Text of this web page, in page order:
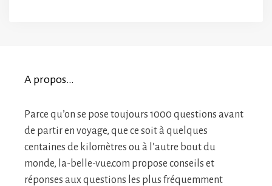
A propos…
Parce qu’on se pose toujours 1000 questions avant
de partir en voyage, que ce soit à quelques
centaines de kilomètres ou à l’autre bout du
monde, la-belle-vue.com propose conseils et
réponses aux questions les plus fréquemment